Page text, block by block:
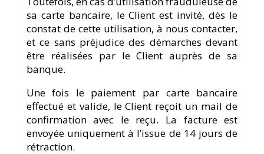
sa carte bancaire, le Client est invité, dès le
constat de cette utilisation, à nous contacter,
et ce sans préjudice des démarches devant
être réalisées par le Client auprès de sa
banque.
Une fois le paiement par carte bancaire
effectué et valide, le Client reçoit un mail de
confirmation avec le reçu. La facture est
envoyée uniquement à l’issue de 14 jours de
rétraction.